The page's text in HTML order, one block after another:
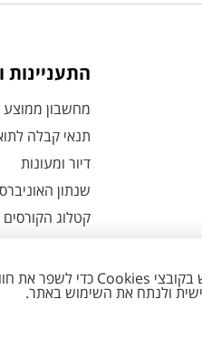
מחשבון ממוצע
תנאי קבלה
דיור ומעונות
שנתון
קטלוג הקורסים
אחרי